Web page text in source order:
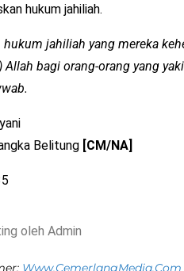
hukum jahiliah.
hukum jahiliah yang mereka
Allah bagi orang-orang yang
Belitung [CM/NA]
oleh Admin
Www.CemerlangMedia.Com